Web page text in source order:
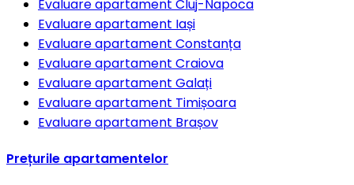
Evaluare apartament Cluj-Napoca
Evaluare apartament Iași
Evaluare apartament Constanța
Evaluare apartament Craiova
Evaluare apartament Galați
Evaluare apartament Timișoara
Evaluare apartament Brașov
Prețurile apartamentelor